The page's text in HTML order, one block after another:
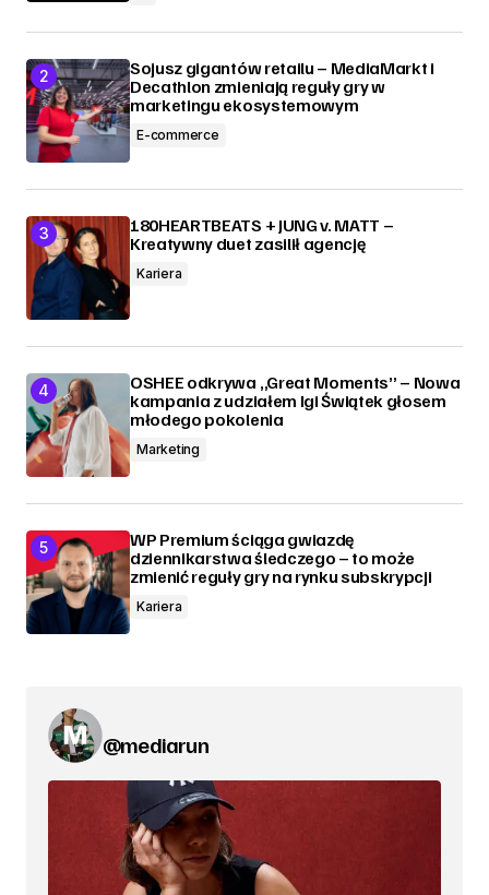
Sojusz gigantów retailu – MediaMarkt i
Decathlon zmieniają reguły gry w
marketingu ekosystemowym
E-commerce
180HEARTBEATS + JUNG v. MATT –
Kreatywny duet zasilił agencję
Kariera
OSHEE odkrywa „Great Moments” – Nowa
kampania z udziałem Igi Świątek głosem
młodego pokolenia
Marketing
WP Premium ściąga gwiazdę
dziennikarstwa śledczego – to może
zmienić reguły gry na rynku subskrypcji
Kariera
@mediarun